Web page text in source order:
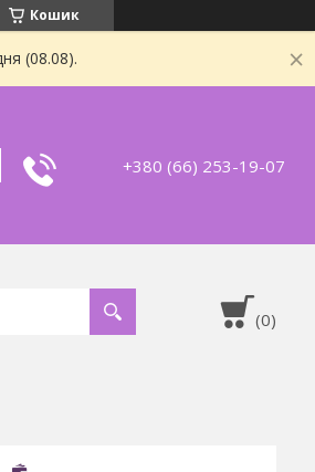
Кошик
(08.08).
+380 (66) 253-19-07